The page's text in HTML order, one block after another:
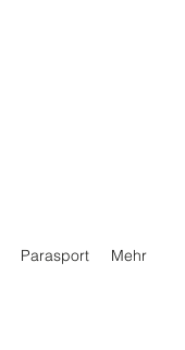
Parasport Mehr